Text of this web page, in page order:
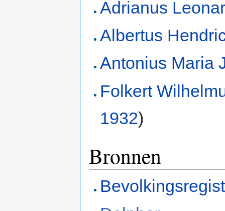
Adrianus
Albertus
Antonius Maria
Folkert
1932)
Bronnen